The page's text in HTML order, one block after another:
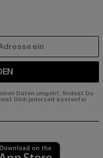
Daten umgeht, findest Du
Dich jederzeit kostenfei